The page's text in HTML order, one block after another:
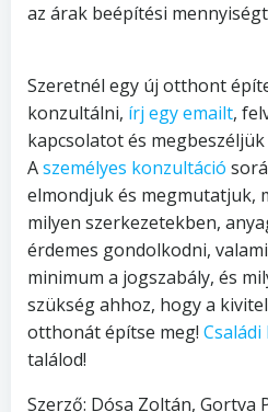
az árak beépítési
Szeretnél egy új otthont
konzultálni, írj egy emailt,
kapcsolatot és
Aszemélyes konzultáció
elmondjuk és megmutatjuk,
milyen szerkezetekben,
érdemes gondolkodni,
minimum a jogszabály, és
szükség ahhoz, hogy a
otthonát építse meg!
találod!
Szerző: Dósa Zoltán, Gortva